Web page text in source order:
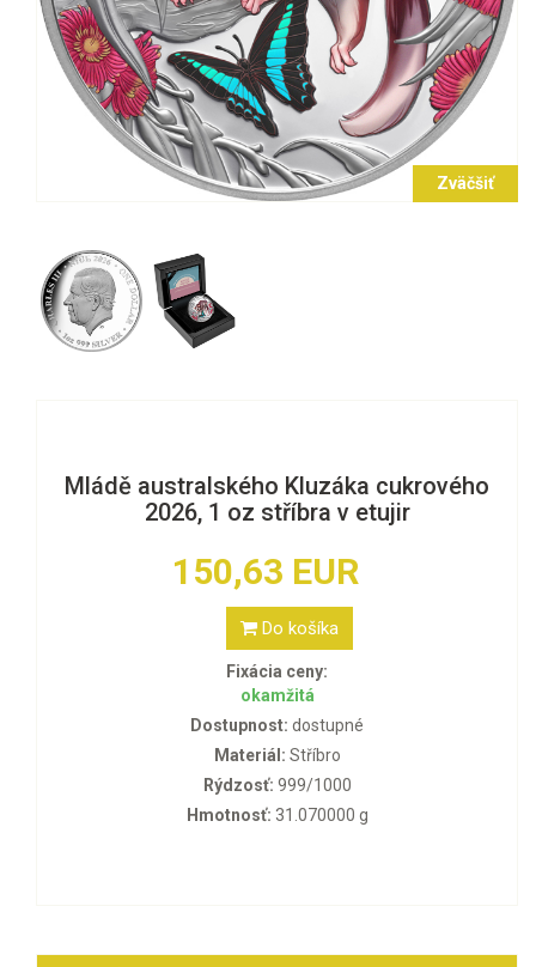
Zväčšiť
Mládě australského Kluzáka cukrového
2026, 1 oz stříbra v etujir
150,63 EUR
Do košíka
Fixácia ceny:
okamžitá
Dostupnost: dostupné
Materiál: Stříbro
Rýdzosť: 999/1000
Hmotnosť: 31.070000 g